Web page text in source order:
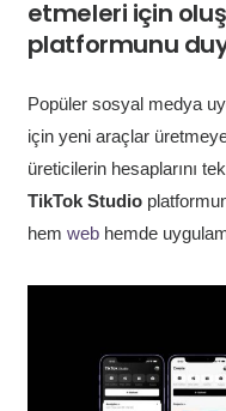
etmeleri için
platformunu
Popüler sosyal medya
için yeni araçlar
üreticilerin hesaplarını
TikTok Studio
hem webhemde